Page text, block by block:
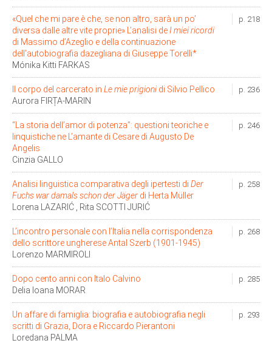
p. 218
«Quel che mi pare è che, se non altro, sarà un po’
diversa dalle altre vite proprie» L’analisi de I miei ricordi
di Massimo d’Azeglio e della continuazione
dell’autobiografia dazegliana di Giuseppe Torelli*
Mónika Kitti FARKAS
p. 236
Il corpo del carcerato in Le mie prigioni di Silvio Pellico
Aurora FIRȚA-MARIN
p. 246
“La storia dell’amor di potenza”: questioni teoriche e
linquistiche ne L’amante di Cesare di Augusto De
Angelis
Cinzia GALLO
p. 258
Analisi linguistica comparativa degli ipertesti di Der
Fuchs war damals schon der Jäger di Herta Müller
Lorena LAZARIĆ , Rita SCOTTI JURIĆ
p. 268
L’incontro personale con l’Italia nella corrispondenza
dello scrittore ungherese Antal Szerb (1901-1945)
Lorenzo MARMIROLI
p. 285
Dopo cento anni con Italo Calvino
Delia Ioana MORAR
p. 293
Un affare di famiglia: biografia e autobiografia negli
scritti di Grazia, Dora e Riccardo Pierantoni
Loredana PALMA